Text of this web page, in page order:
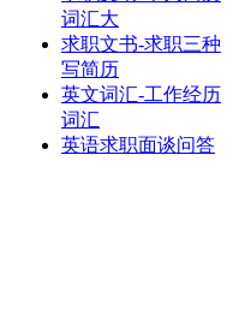
词汇大
求职文书-求职三种
写简历
英文词汇-工作经历
词汇
英语求职面谈问答